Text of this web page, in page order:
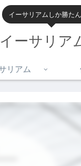
イーサリアムしか勝たん
ーサリア
リアム